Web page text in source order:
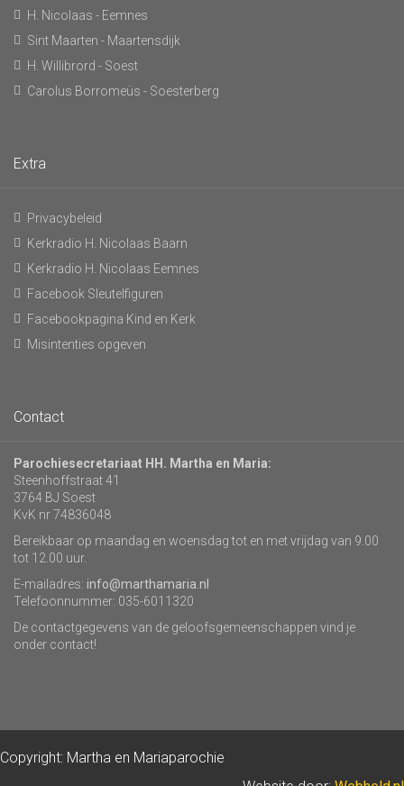
H. Nicolaas - Eemnes
Sint Maarten - Maartensdijk
H. Willibrord - Soest
Carolus Borromeüs - Soesterberg
Extra
Privacybeleid
Kerkradio H. Nicolaas Baarn
Kerkradio H. Nicolaas Eemnes
Facebook Sleutelfiguren
Facebookpagina Kind en Kerk
Misintenties opgeven
Contact
Parochiesecretariaat HH. Martha en Maria:
Steenhoffstraat 41
3764 BJ Soest
KvK nr 74836048
Bereikbaar op maandag en woensdag tot en met vrijdag van 9.00
tot 12.00 uur.
E-mailadres: info@marthamaria.nl
Telefoonnummer: 035-6011320
De contactgegevens van de geloofsgemeenschappen vind je
onder contact!
Copyright: Martha en Mariaparochie